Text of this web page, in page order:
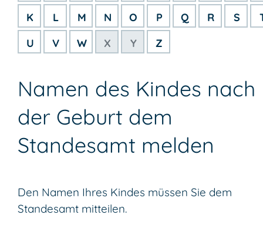
K
L M N O P Q R S
U
V W X Y Z
Namen des Kindes nach
der Geburt dem
Standesamt melden
Den Namen Ihres Kindes müssen Sie dem
Standesamt mitteilen.